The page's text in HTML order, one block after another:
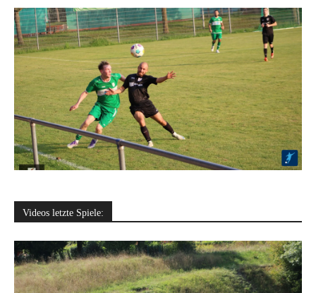
Videos letzte Spiele: